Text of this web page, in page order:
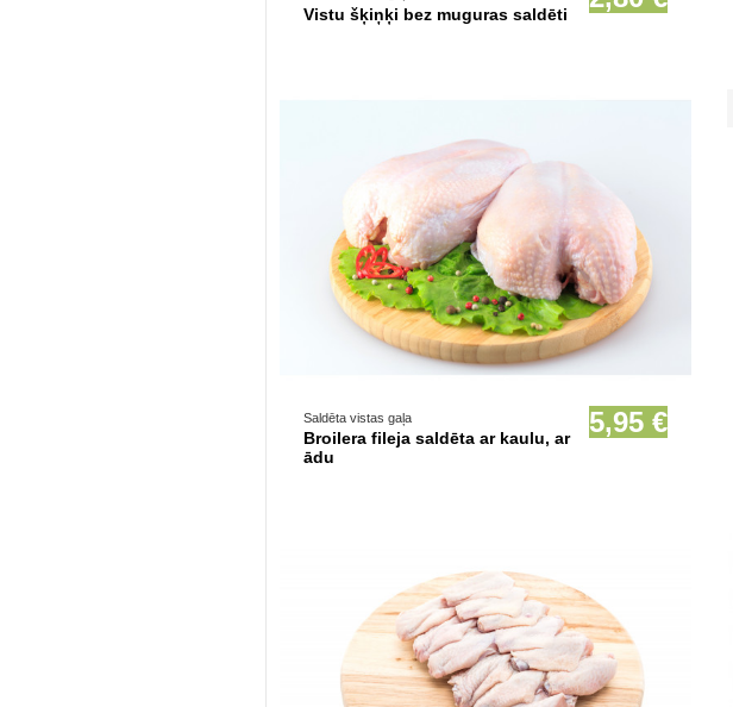
Vistu šķiņķi bez muguras saldēti
Prece pieejama opcionāli
Saldēta vistas gaļa
Broilera fileja saldēta ar kaulu, ar
ādu
5,95 €